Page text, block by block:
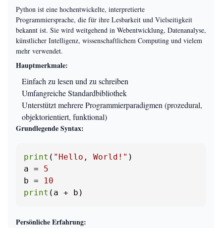
Python ist eine hochentwickelte, interpretierte
Programmiersprache, die für ihre Lesbarkeit und Vielseitigkeit
bekannt ist. Sie wird weitgehend in Webentwicklung, Datenanalyse,
künstlicher Intelligenz, wissenschaftlichem Computing und vielem
mehr verwendet.
Hauptmerkmale:
Einfach zu lesen und zu schreiben
Umfangreiche Standardbibliothek
Unterstützt mehrere Programmierparadigmen (prozedural,
objektorientiert, funktional)
Grundlegende Syntax:
print ( "Hello, World!" )
a = 5
b =
10
print (a + b)
Persönliche Erfahrung: